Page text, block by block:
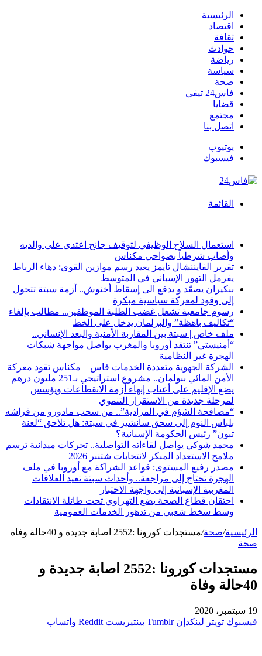
الرئيسية
اقتصاد
ثقافة
حوادث
رياضة
سياسة
صحة
فاس24 تيفي
قضايا
مجتمع
اتصل بنا
يوتيوب
فيسبوك
القائمة
استعمال السلاح الوظيفي لتوقيف جانح اعتدى على والديه
وأصاب شرطياً بضواحي مكناس
تقرير الفايننشال تايمز يعيد رسم موازين القوى: دهاء الرباط
يفرمل التهور الإسباني في المتوسط
بنكيران يصعّد و يدفع الى إسقاط أخنوش.. أزمة سبتة تتحول
إلى وقود لمعركة سياسية مبكرة
رسوم جامعية تشعل غضب الطلبة الموظفين.. مطالب بإلغاء
“تكاليف باهظة” والبرلمان يدخل على الخط
ملف خاص | سبتة بين المقاربة الأمنية والبعد الإنساني..
“أمنيستي” تنتقد أوروبا والمغرب يواصل مواجهة شبكات
الهجرة غير النظامية
الشركة الجهوية متعددة الخدمات فاس – مكناس تقود معركة
الأمن المائي ببولمان.. مشروع استراتيجي بـ251 مليون درهم
يضع الإقليم على أعتاب إنهاء أزمة الانقطاعات ويؤسس
لمرحلة جديدة من الاستقرار التنموي
“مصافحة الشؤم في المرادية”.. من سحب مادورو من فراشه
بلباس النوم إلى سحق سانشيز في سبتة: هل تلاحق “لعنة
تبون” رئيس الحكومة الإسبانية؟
محمد شوكي يواصل لقاءاته التواصلية.. تحركات ميدانية ترسم
ملامح الاستعداد المبكر لانتخابات شتنبر 2026
مصدر رفيع المستوى: قواعد الشراكة مع أوروبا في ملف
الهجرة تحتاج إلى مراجعة.. وأحداث سبتة تعيد العلاقات
المغربية الإسبانية إلى واجهة الاختبار
احتقان قطاع الصحة يضع التهراوي تحت طائلة الانتقادات
وسط سخط شعبي من تدهور الخدمات العمومية
الرئيسية/صحة/مستجدات كورونا :2552 اصابة جديدة و 40حالة وفاة
صحة
مستجدات كورونا :2552 اصابة جديدة و
40حالة وفاة
19 سبتمبر، 2020
فيسبوك تويتر لينكدإن بينتيريست واتساب